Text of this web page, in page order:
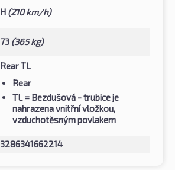
H (210 km/h)
73 (365 kg)
Rear TL
Rear
TL= Bezdušová - trubice je
nahrazena vnitřní vložkou,
vzduchotěsným povlakem
3286341662214